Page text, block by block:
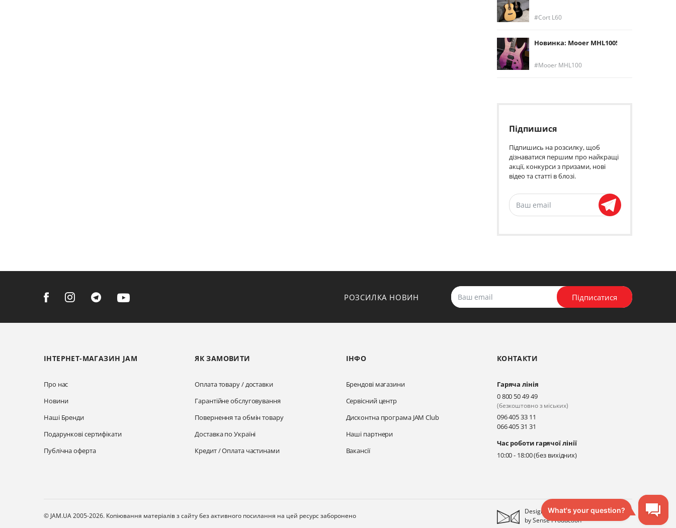
Cort L60
Новинка: Mooer MHL100!
Mooer MHL100
Підпишися
Підпишись на розсилку, щоб
дізнаватися першим про найкращі
акції, конкурси з призами, нові
відео та статті в блозі.
РОЗСИЛКА НОВИН Підписатися
ІНТЕРНЕТ-МАГАЗИН JAM
Про нас
Новини
Наші Бренди
Подарункові сертифікати
Публічна оферта
ЯК ЗАМОВИТИ
Оплата товару / доставки
Гарантійне обслуговування
Повернення та обмін товару
Доставка по Україні
Кредит / Оплата частинами
ІНФО
Брендові магазини
Сервісний центр
Дисконтна програма JAM Club
Наші партнери
Вакансії
КОНТАКТИ
Гаряча лінія
0 800 50 49 49
(безкоштовно з міських)
096 405 33 11
066 405 31 31
Час роботи гарячої лінії
10:00 - 18:00 (без вихідних)
© JAM.UA 2005-2026. Копіювання матеріалів з сайту без активного посилання на цей ресурс заборонено
Designed
bySense Production